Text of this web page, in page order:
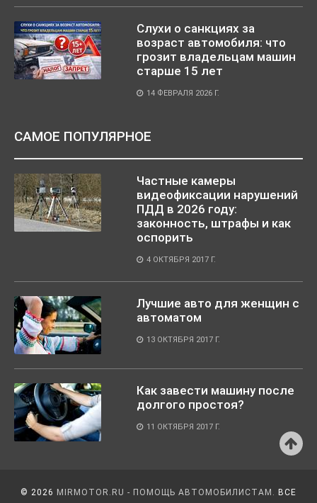
Слухи о санкциях за
возраст автомобиля: что
грозит владельцам машин
старше 15 лет
14 ФЕВРАЛЯ 2026 Г.
САМОЕ ПОПУЛЯРНОЕ
Частные камеры
видеофиксации нарушений
ПДД в 2026 году:
законность, штрафы и как
оспорить
4 ОКТЯБРЯ 2017 Г.
Лучшие авто для женщин с
автоматом
13 ОКТЯБРЯ 2017 Г.
Как завести машину после
долгого простоя?
11 ОКТЯБРЯ 2017 Г.
© 2026 MIRMOTOR.RU - ПОМОЩЬ АВТОМОБИЛИСТАМ. ВСЕ